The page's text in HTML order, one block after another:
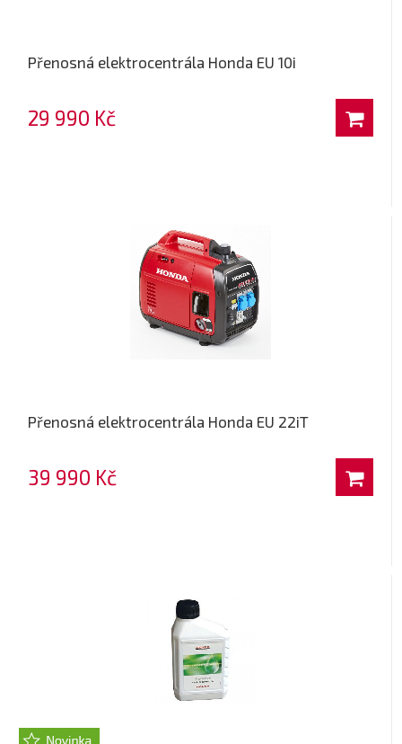
Přenosná elektrocentrála Honda EU 10i
29 990 Kč
Přenosná elektrocentrála Honda EU 22iT
39 990 Kč